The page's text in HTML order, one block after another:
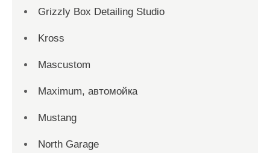
Grizzly Box Detailing Studio
Kross
Mascustom
Maximum, автомойка
Mustang
North Garage